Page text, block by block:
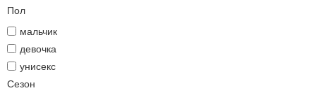
Пол
мальчик
девочка
унисекс
Сезон